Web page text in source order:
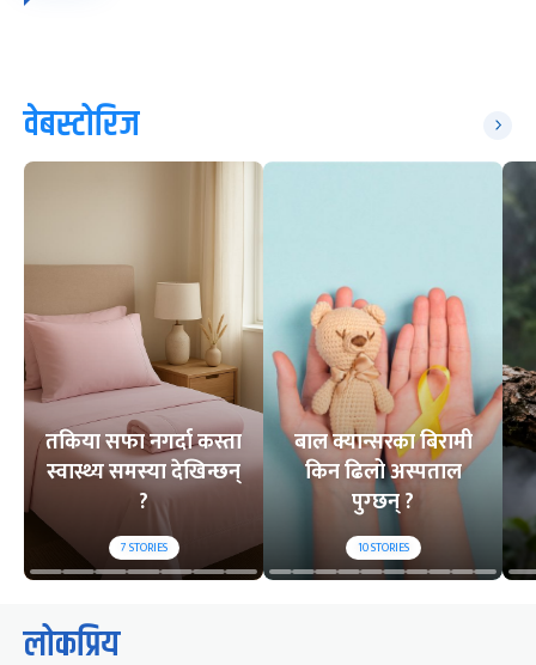
वेबस्टोरिज
तकिया सफा नगर्दा कस्ता
स्वास्थ्य समस्या देखिन्छन्
?
7STORIES
बाल क्यान्सरका बिरामी
किन ढिलो अस्पताल
पुग्छन् ?
10STORIES
लोकप्रिय